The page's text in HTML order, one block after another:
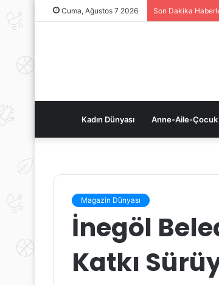
Cuma, Ağustos 7 2026 Son Dakika
Kadın Dünyası Anne-Aile-Çocuk
Magazin Dünyası
İnegöl
Katkı